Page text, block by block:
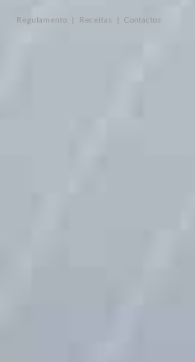
Farinha Pequeno Almoço
Regulamento | Receitas | Contactos